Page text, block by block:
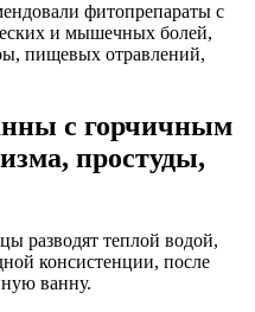
фитопрепараты с
и мышечных болей,
пищевых отравлений,
с горчичным
простуды,
разводят теплой водой,
консистенции, после
ванну.